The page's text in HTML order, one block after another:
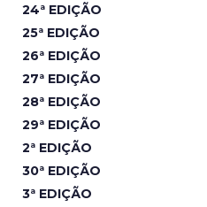
24ª EDIÇÃO
25ª EDIÇÃO
26ª EDIÇÃO
27ª EDIÇÃO
28ª EDIÇÃO
29ª EDIÇÃO
2ª EDIÇÃO
30ª EDIÇÃO
3ª EDIÇÃO